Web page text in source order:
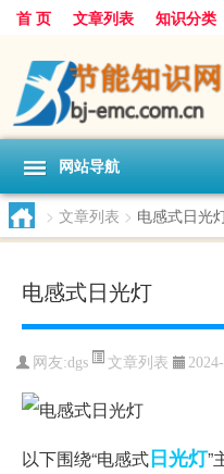
首 页 文章列表 知识分类
网站导航
> 文章列表 > 电感式日光
电感式日光灯
网友:dgs 文章列表
以下围绕“电感式日光灯”